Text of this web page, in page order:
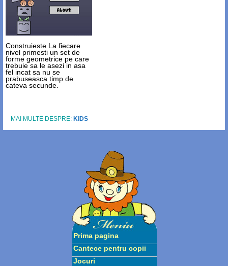
Prima pagina
Cantece pentru copii
Jocuri
Construieste La fiecare
nivel primesti un set de
forme geometrice pe care
trebuie sa le asezi in asa
fel incat sa nu se
prabuseasca timp de
cateva secunde.
MAI MULTE DESPRE: KIDS